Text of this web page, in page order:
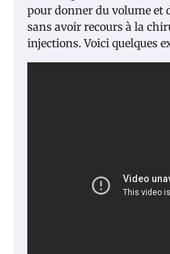
pour donner du volume et
sans avoir recours à la
injections. Voici quelques